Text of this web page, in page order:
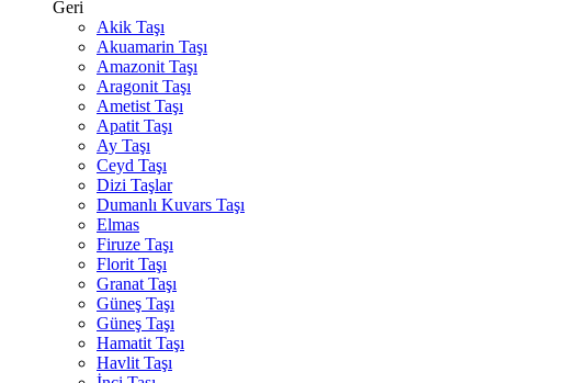
Geri
Akik Taşı
Akuamarin Taşı
Amazonit Taşı
Aragonit Taşı
Ametist Taşı
Apatit Taşı
Ay Taşı
Ceyd Taşı
Dizi Taşlar
Dumanlı Kuvars Taşı
Elmas
Firuze Taşı
Florit Taşı
Granat Taşı
Güneş Taşı
Güneş Taşı
Hamatit Taşı
Havlit Taşı